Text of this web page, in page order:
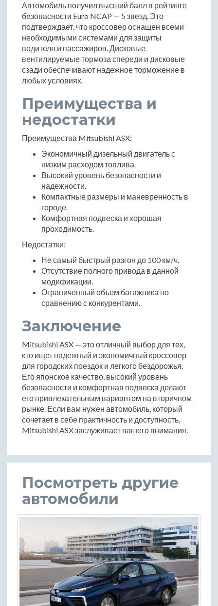
Автомобиль получил высший балл в рейтинге
безопасности Euro NCAP — 5 звезд. Это
подтверждает, что кроссовер оснащен всеми
необходимыми системами для защиты
водителя и пассажиров. Дисковые
вентилируемые тормоза спереди и дисковые
сзади обеспечивают надежное торможение в
любых условиях.
Преимущества и
недостатки
Преимущества Mitsubishi ASX:
Экономичный дизельный двигатель с
низким расходом топлива.
Высокий уровень безопасности и
надежности.
Компактные размеры и маневренность в
городе.
Комфортная подвеска и хорошая
проходимость.
Недостатки:
Не самый быстрый разгон до 100 км/ч.
Отсутствие полного привода в данной
модификации.
Ограниченный объем багажника по
сравнению с конкурентами.
Заключение
Mitsubishi ASX — это отличный выбор для тех,
кто ищет надежный и экономичный кроссовер
для городских поездок и легкого бездорожья.
Его японское качество, высокий уровень
безопасности и комфортная подвеска делают
его привлекательным вариантом на вторичном
рынке. Если вам нужен автомобиль, который
сочетает в себе практичность и доступность,
Mitsubishi ASX заслуживает вашего внимания.
Посмотреть другие
автомобили